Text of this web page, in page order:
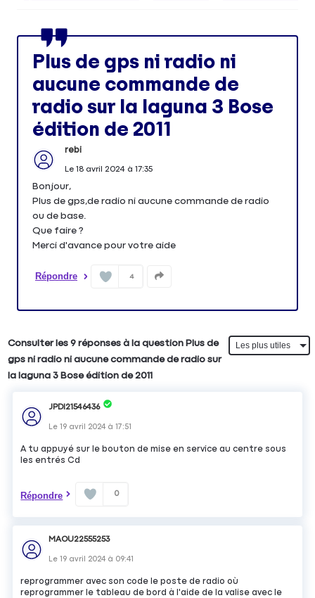
Plus de gps ni radio ni
aucune commande de
radio sur la laguna 3 Bose
édition de 2011
rebi
Le 18 avril 2024à 17:35
Bonjour,
Plus de gps,de radio ni aucune commande de radio
ou de base.
Que faire ?
Merci d'avance pour votre aide
Répondre 4
Consulter les 9 réponses à la question Plus de
gps ni radio ni aucune commande de radio sur
la laguna 3 Bose édition de 2011
JPDI21546436
Le19 avril 2024 à17:51
A tu appuyé sur le bouton de mise en service au centre sous
les entrés Cd
Répondre 0
MAOU22555253
Le19 avril 2024 à 09:41
reprogrammer avec son code le poste de radio où
reprogrammer le tableau de bord à l'aide de la valise avec le